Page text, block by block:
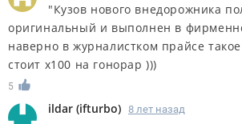
"Кузов нового внедорожника
оригинальный и выполнен в
наверно в журналистком прайсе
стоит х100 на гонорар )))
5
ildar (ifturbo) 8 лет назад